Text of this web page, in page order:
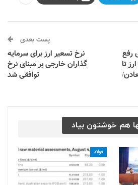
رفع
تا
پست بعدی
نرخ تسعیر ارز برای سرمایه
گذاران خارجی بر مبنای نرخ
توافقی شد
هم خوشتون بیاد
فولاد